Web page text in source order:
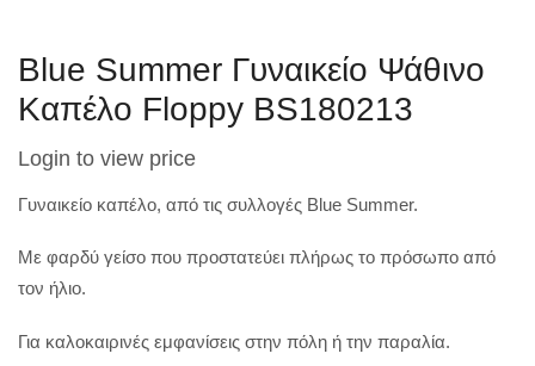
Blue Summer Γυναικείο Ψάθινο
Καπέλο Floppy BS180213
Login to view price
Γυναικείο καπέλο, από τις συλλογές Blue Summer.
Με φαρδύ γείσο που προστατεύει πλήρως το πρόσωπο από
τον ήλιο.
Για καλοκαιρινές εμφανίσεις στην πόλη ή την παραλία.